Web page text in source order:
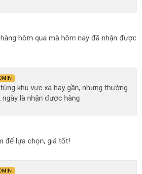
hôm qua mà hôm nay đã nhận được
khu vực xa hay gần, nhưng thường
ngày là nhận được hàng
để lựa chọn, giá tốt!